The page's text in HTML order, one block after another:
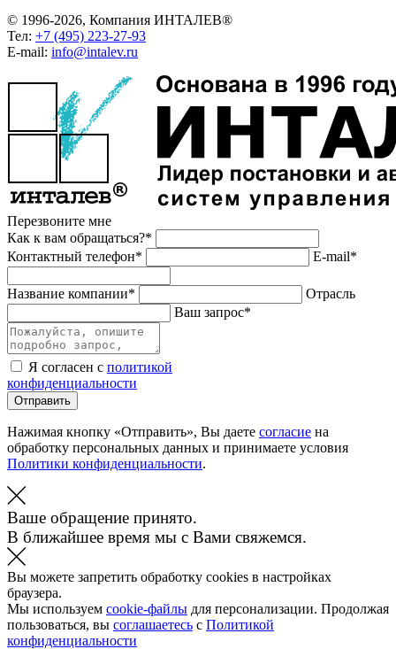
© 1996-2026, Компания ИНТАЛЕВ®
Тел: +7 (495) 223-27-93
E-mail: info@intalev.ru
Перезвоните мне
Как к вам обращаться?*
Контактный телефон*
E-mail*
Название компании*
Отрасль
Ваш запрос*
Я согласен с политикой
конфиденциальности
Отправить
Нажимая кнопку «Отправить», Вы даете согласие на
обработку персональных данных и принимаете условия
Политики конфиденциальности.
Ваше обращение принято.
В ближайшее время мы с Вами свяжемся.
Вы можете запретить обработку cookies в настройках
браузера.
Мы используем cookie-файлы для персонализации. Продолжая
пользоваться, вы соглашаетесь с Политикой
конфиденциальности